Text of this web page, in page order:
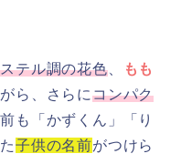
テル調の花色、
もも
ら、さらにコンパク
も「かずくん」「り
子供の名前がつけら